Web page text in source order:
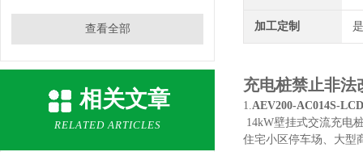
查看全部
相关文章
RELATED ARTICLES
加工定制
充电桩禁止非法
1.AEV200-AC014S-
14kW壁挂式交流充电
住宅小区停车场、大型